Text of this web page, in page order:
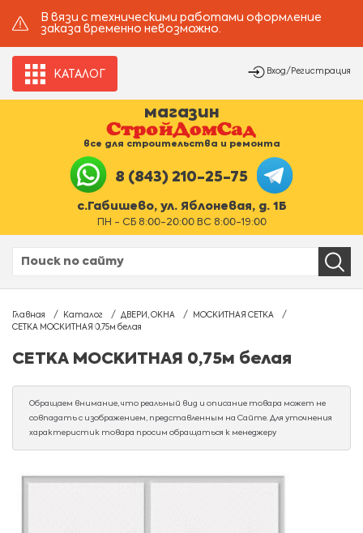
В вязи с техническими работами оформление
заказа временно невозможно.
КАТАЛОГ Вход/Регистрация
магазин
все для строительства и ремонта
8 (843) 210-25-75
с.Габишево, ул. Яблоневая, д. 1Б
ПН - СБ 8:00-20:00 ВС 8:00-19:00
Главная Каталог ДВЕРИ, ОКНА
МОСКИТНАЯ СЕТКА
СЕТКА МОСКИТНАЯ 0,75м белая
СЕТКА МОСКИТНАЯ 0,75м белая
Обращаем внимание, что реальный вид и описание товара может не
совпадать с изображением, представленным на Сайте. Для уточнения
характеристик товара просим обращаться к менеджеру